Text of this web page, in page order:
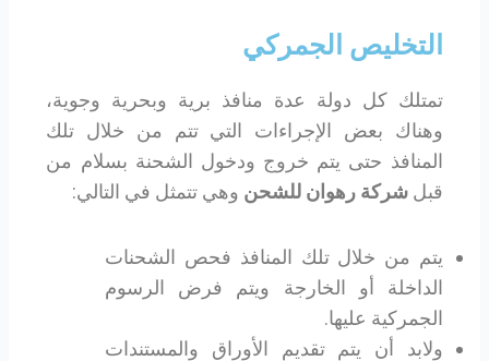
التخليص الجمركي
تمتلك كل دولة عدة منافذ برية وبحرية وجوية،
وهناك بعض الإجراءات التي تتم من خلال تلك
المنافذ حتى يتم خروج ودخول الشحنة بسلام من
قبلشركة رهوان للشحن وهي تتمثل في التالي:
يتم من خلال تلك المنافذ فحص الشحنات
الداخلة أو الخارجة ويتم فرض الرسوم
الجمركية عليها.
ولابد أن يتم تقديم الأوراق والمستندات